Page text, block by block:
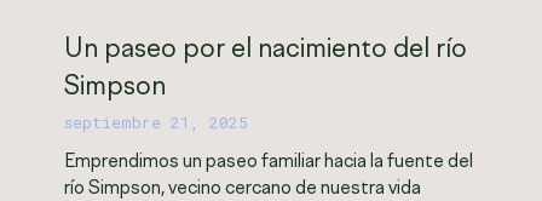
Un paseo por el nacimiento del río
Simpson
septiembre 21, 2025
Emprendimos un paseo familiar hacia la fuente del
río Simpson, vecino cercano de nuestra vida